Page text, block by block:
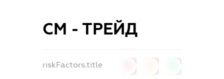
СМ - ТРЕЙД
riskFactors.title